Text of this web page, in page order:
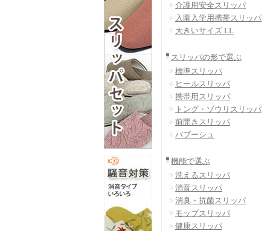
介護用安全スリッパ
入園入学用携帯スリッパ
大きいサイズ LL
スリッパの形で選ぶ
標準スリッパ
ヒールスリッパ
携帯用スリッパ
トング・ゾウリスリッパ
前開きスリッパ
バブーシュ
機能で選ぶ
洗えるスリッパ
消音スリッパ
消臭・抗菌スリッパ
モップスリッパ
健康スリッパ